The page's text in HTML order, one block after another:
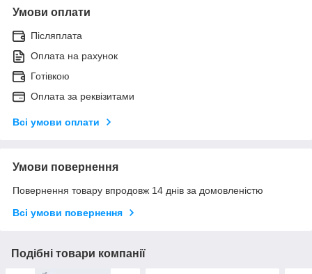
Умови оплати
Післяплата
Оплата на рахунок
Готівкою
Оплата за реквізитами
Всі умови оплати
Умови повернення
Повернення товару впродовж 14 днів за домовленістю
Всі умови повернення
Подібні товари компанії